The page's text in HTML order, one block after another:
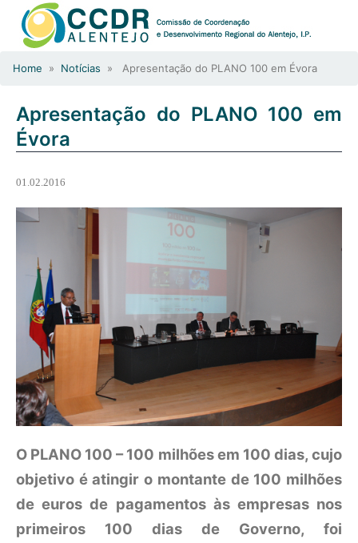
Home » Notícias » Apresentação do PLANO 100 em Évora
Apresentação do PLANO 100 em
Évora
01.02.2016
O PLANO 100 – 100 milhões em 100 dias, cujo
objetivo é atingir o montante de 100 milhões
de euros de pagamentos às empresas nos
primeiros 100 dias de Governo, foi